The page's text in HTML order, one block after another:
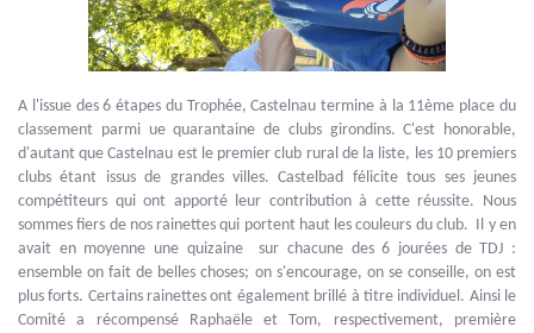
A l'issue des 6 étapes du Trophée, Castelnau termine à la 11ème place du
classement parmi ue quarantaine de clubs girondins. C'est honorable,
d'autant que Castelnau est le premier club rural de la liste, les 10 premiers
clubs étant issus de grandes villes. Castelbad félicite tous ses jeunes
compétiteurs qui ont apporté leur contribution à cette réussite. Nous
sommes fiers de nos rainettes qui portent haut les couleurs du club. Il y en
avait en moyenne une quizaine sur chacune des 6 jourées de TDJ :
ensemble on fait de belles choses; on s'encourage, on se conseille, on est
plus forts. Certains rainettes ont également brillé à titre individuel. Ainsi le
Comité a récompensé Raphaële et Tom, respectivement, première